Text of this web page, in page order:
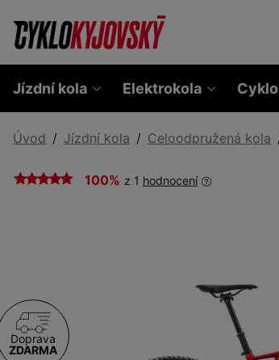
Jízdní kola Elektrokola
Úvod Jízdní kola Celoodpružená kola
100% z 1 hodnocení
Doprava
ZDARMA